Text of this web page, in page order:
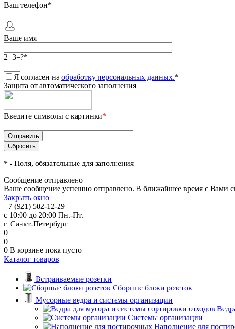
Ваш телефон*
Ваше имя
2+3=?*
Я согласен на обработку персональных данных.*
Защита от автоматического заполнения
Введите символы с картинки*
* - Поля, обязательные для заполнения
Сообщение отправлено
Ваше сообщение успешно отправлено. В ближайшее время с Вами
Закрыть окно
+7 (921) 582-12-29
с 10:00 до 20:00 Пн.-Пт.
г. Санкт-Петербург
0
0
0 В корзине пока пусто
Каталог товаров
Встраиваемые розетки
Сборные блоки розеток
Мусорные ведра и системы организации
Системы организации
Наполнение для